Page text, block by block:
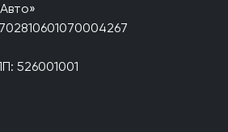
526001001